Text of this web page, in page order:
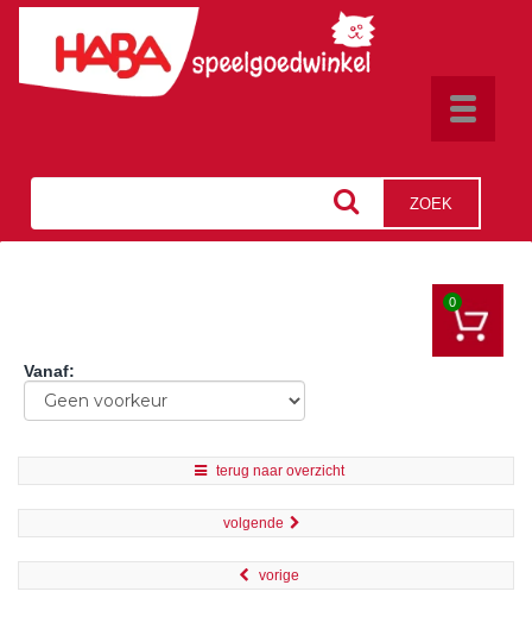
Toggle
ZOEK
0
Vanaf:
terug naar overzicht
volgende
vorige